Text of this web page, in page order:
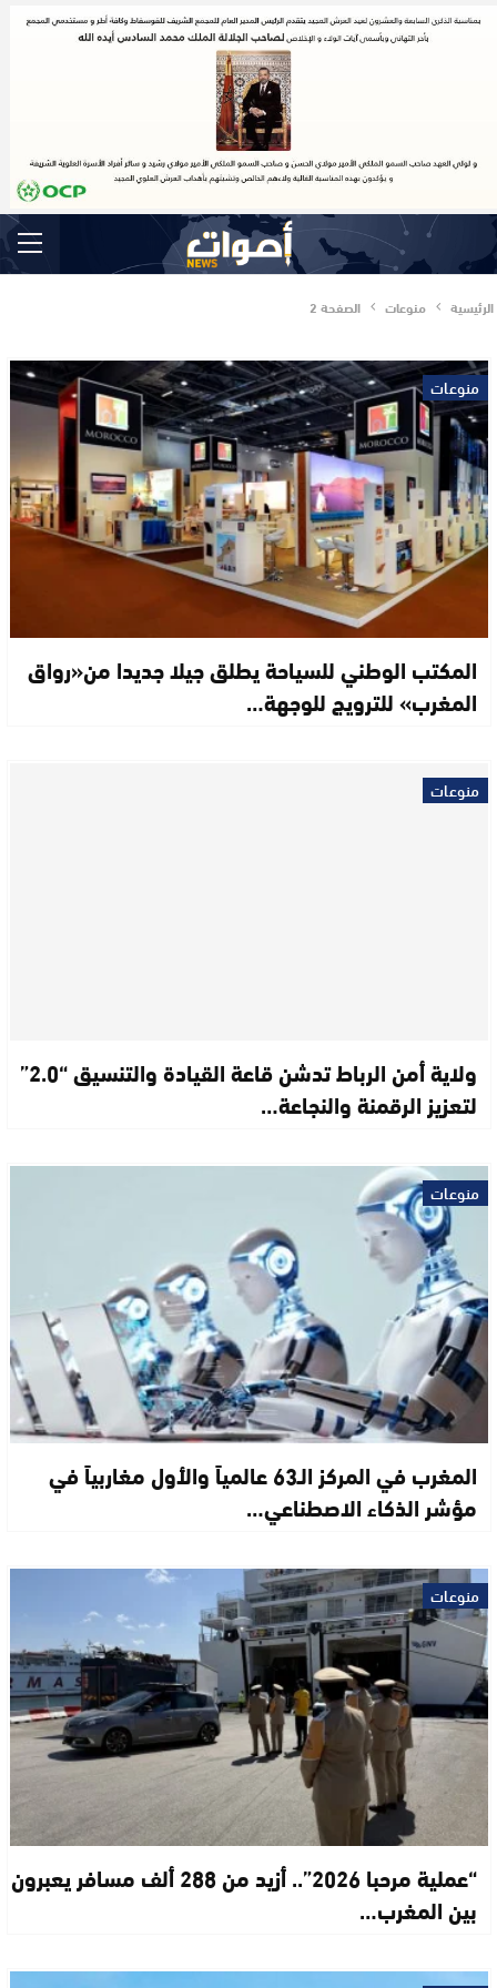
الرئيسية منوعات الصفحة 2
منوعات
المكتب الوطني للسياحة يطلق جيلا جديدا من«رواق
المغرب» للترويج للوجهة…
منوعات
ولاية أمن الرباط تدشن قاعة القيادة والتنسيق “2.0”
لتعزيز الرقمنة والنجاعة…
منوعات
المغرب في المركز الـ63 عالمياً والأول مغاربياً في
مؤشر الذكاء الاصطناعي…
منوعات
“عملية مرحبا 2026”.. أزيد من 288 ألف مسافر يعبرون
بين المغرب…